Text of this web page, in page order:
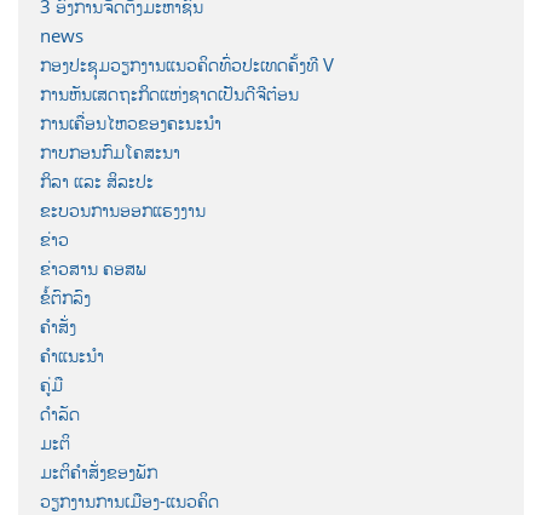
3 ອົງການຈັດຕັ້ງມະຫາຊົນ
news
ກອງປະຊຸມວຽກງານແນວຄິດທົ່ວປະເທດຄັ້ງທີ V
ການຫັນເສດຖະກິດແຫ່ງຊາດເປັນດີຈີຕ໋ອນ
ການເຄື່ອນໄຫວຂອງຄະນະນຳ
ກາບກອນກົມໂຄສະນາ
ກິລາ ແລະ ສິລະປະ
ຂະບວນການອອກແຮງງານ
ຂ່າວ
ຂ່າວສານ ຄອສພ
ຂໍ້ຕົກລົງ
ຄຳສັ່ງ
ຄຳແນະນຳ
ຄູ່ມື
ດຳລັດ
ມະຕິ
ມະຕິຄຳສັ່ງຂອງພັກ
ວຽກງານການເມືອງ-ແນວຄິດ